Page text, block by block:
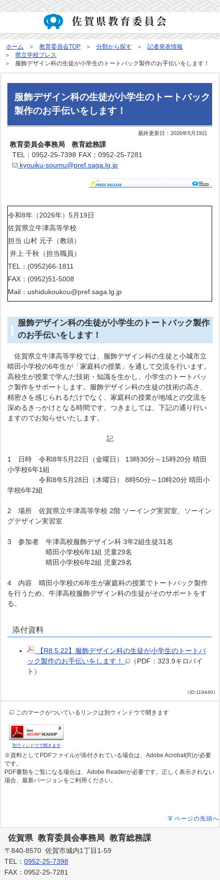
ホーム 教育委員会TOP 分類から探す
記者発表情報
県立学校プレス
服飾デザイン科の生徒が小学生のトートバック製作のお手伝いをします！
服飾デザイン科の生徒が小学生のトートバック
製作のお手伝いをします！
最終更新日：2026年5月19日
教育委員会事務局 教育総務課
TEL：0952-25-7398 FAX：0952-25-7281
kyouiku-soumu@pref.saga.lg.jp
令和8年（2026年）5月19日
佐賀県立牛津高等学校
担当 山村 元子（教頭）
井上 千秋（担当職員）
TEL：(0952)66-1811
FAX：(0952)51-5008
Mail：ushidukoukou@pref.saga.lg.jp
服飾デザイン科の生徒が小学生のトートバック製作
のお手伝いをします！
佐賀県立牛津高等学校では、服飾デザイン科の生徒と小城市立
晴田小学校の6年生が「家庭科の授業」を通して交流を行います。
高校生が授業で学んだ技術・知識を生かし、小学生のトートバッ
ク製作をサポートします。服飾デザイン科の生徒の技術の高さ、
精密さを感じられるだけでなく、家庭科の授業が地域との交流を
深めるきっかけとなる時間です。つきましては、下記の通り行い
ますのでお知らせいたします。
記
1 日時 令和8年5月22日（金曜日） 13時30分～15時20分 晴田
小学校6年1組
令和8年5月28日（木曜日） 8時50分～10時20分 晴田小
学校6年2組
2 場所 佐賀県立牛津高等学校 2階 ソーイング実習室、ソーイン
グデザイン実習室
3 参加者 牛津高校服飾デザイン科 3年2組生徒31名
晴田小学校6年1組 児童29名
晴田小学校6年2組 児童29名
4 内容 晴田小学校の6年生が家庭科の授業でトートバック製作
を行うため、牛津高校服飾デザイン科の生徒がそのサポートをす
る。
添付資料
【R8.5.22】服飾デザイン科の生徒が小学生のトートバ
ック製作のお手伝いをします！
（PDF：323.9キロバイ
ト）
（ID:119440）
このマークがついているリンクは別ウィンドウで開きます
別ウィンドウで開きます
※資料としてPDFファイルが添付されている場合は、Adobe Acrobat(R)が必要
です。
PDF書類をご覧になる場合は、Adobe Readerが必要です。正しく表示されない
場合、最新バージョンをご利用ください。
ページの先頭へ
佐賀県 教育委員会事務局 教育総務課
〒840-8570 佐賀市城内1丁目1-59
TEL：0952-25-7398
FAX：0952-25-7281